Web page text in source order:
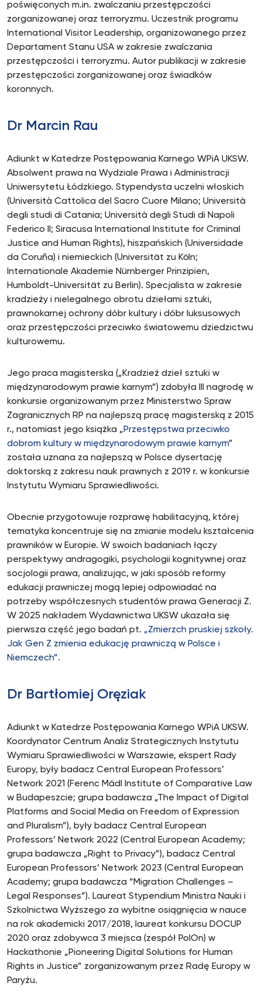
poświęconych m.in. zwalczaniu przestępczości
zorganizowanej oraz terroryzmu. Uczestnik programu
International Visitor Leadership, organizowanego przez
Departament Stanu USA w zakresie zwalczania
przestępczości i terroryzmu. Autor publikacji w zakresie
przestępczości zorganizowanej oraz świadków
koronnych.
Dr Marcin Rau
Adiunkt w Katedrze Postępowania Karnego WPiA UKSW.
Absolwent prawa na Wydziale Prawa i Administracji
Uniwersytetu Łódzkiego. Stypendysta uczelni włoskich
(Università Cattolica del Sacro Cuore Milano; Università
degli studi di Catania; Università degli Studi di Napoli
Federico II; Siracusa International Institute for Criminal
Justice and Human Rights), hiszpańskich (Universidade
da Coruña) i niemieckich (Universität zu Köln;
Internationale Akademie Nürnberger Prinzipien,
Humboldt-Universität zu Berlin). Specjalista w zakresie
kradzieży i nielegalnego obrotu dziełami sztuki,
prawnokarnej ochrony dóbr kultury i dóbr luksusowych
oraz przestępczości przeciwko światowemu dziedzictwu
kulturowemu.
Jego praca magisterska („Kradzież dzieł sztuki w
międzynarodowym prawie karnym”) zdobyła III nagrodę w
konkursie organizowanym przez Ministerstwo Spraw
Zagranicznych RP na najlepszą pracę magisterską z 2015
r., natomiast jego książka „Przestępstwa przeciwko
dobrom kultury w międzynarodowym prawie karnym”
została uznana za najlepszą w Polsce dysertację
doktorską z zakresu nauk prawnych z 2019 r. w konkursie
Instytutu Wymiaru Sprawiedliwości.
Obecnie przygotowuje rozprawę habilitacyjną, której
tematyka koncentruje się na zmianie modelu kształcenia
prawników w Europie. W swoich badaniach łączy
perspektywy andragogiki, psychologii kognitywnej oraz
socjologii prawa, analizując, w jaki sposób reformy
edukacji prawniczej mogą lepiej odpowiadać na
potrzeby współczesnych studentów prawa Generacji Z.
W 2025 nakładem Wydawnictwa UKSW ukazała się
pierwsza część jego badań pt. „Zmierzch pruskiej szkoły.
Jak Gen Z zmienia edukację prawniczą w Polsce i
Niemczech”.
Dr Bartłomiej Oręziak
Adiunkt w Katedrze Postępowania Karnego WPiA UKSW.
Koordynator Centrum Analiz Strategicznych Instytutu
Wymiaru Sprawiedliwości w Warszawie, ekspert Rady
Europy, były badacz Central European Professors’
Network 2021 (Ferenc Mádl Institute of Comparative Law
w Budapeszcie; grupa badawcza „The Impact of Digital
Platforms and Social Media on Freedom of Expression
and Pluralism”), były badacz Central European
Professors’ Network 2022 (Central European Academy;
grupa badawcza „Right to Privacy”), badacz Central
European Professors’ Network 2023 (Central European
Academy; grupa badawcza “Migration Challenges –
Legal Responses”). Laureat Stypendium Ministra Nauki i
Szkolnictwa Wyższego za wybitne osiągnięcia w nauce
na rok akademicki 2017/2018, laureat konkursu DOCUP
2020 oraz zdobywca 3 miejsca (zespół PolOn) w
Hackathonie „Pioneering Digital Solutions for Human
Rights in Justice” zorganizowanym przez Radę Europy w
Paryżu.